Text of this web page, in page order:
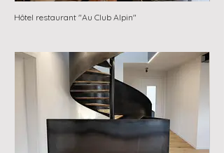
Hôtel restaurant "Au Club Alpin"